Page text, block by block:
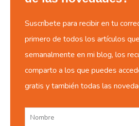
Suscríbete para recibir en tu
primero de todos los artículos
semanalmente en mi blog, los
comparto a los que puedes
gratis y también todas las